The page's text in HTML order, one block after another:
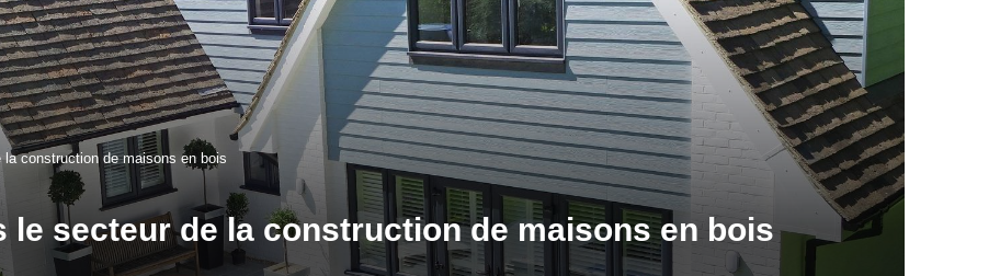
la construction de maisons en bois
le secteur de la construction de maisons en bois